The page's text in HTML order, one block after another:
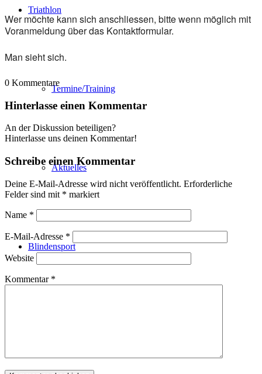
Triathlon
Termine/Training
Aktuelles
Blindensport
Wer möchte kann sich anschliessen, bitte wenn möglich mit
Voranmeldung über das Kontaktformular.
Man sieht sich.
0 Kommentare
Hinterlasse einen Kommentar
An der Diskussion beteiligen?
Hinterlasse uns deinen Kommentar!
Schreibe einen Kommentar
Deine E-Mail-Adresse wird nicht veröffentlicht. Erforderliche
Felder sind mit * markiert
Name *
E-Mail-Adresse *
Website
Kommentar *